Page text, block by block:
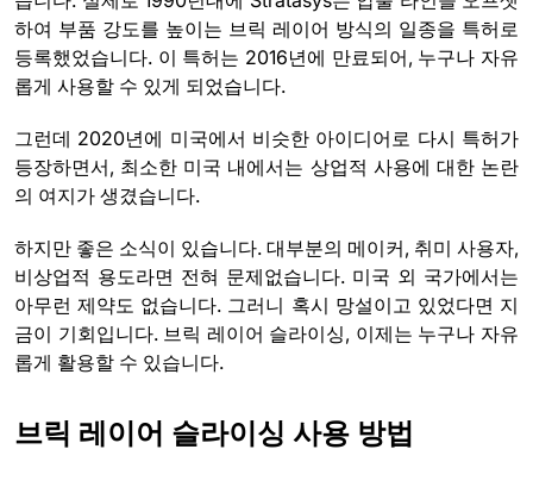
하여 부품 강도를 높이는 브릭 레이어 방식의 일종을 특허로
등록했었습니다. 이 특허는 2016년에 만료되어, 누구나 자유
롭게 사용할 수 있게 되었습니다.
그런데 2020년에 미국에서 비슷한 아이디어로 다시 특허가
등장하면서, 최소한 미국 내에서는 상업적 사용에 대한 논란
의 여지가 생겼습니다.
하지만 좋은 소식이 있습니다. 대부분의 메이커, 취미 사용자,
비상업적 용도라면 전혀 문제없습니다. 미국 외 국가에서는
아무런 제약도 없습니다. 그러니 혹시 망설이고 있었다면 지
금이 기회입니다. 브릭 레이어 슬라이싱, 이제는 누구나 자유
롭게 활용할 수 있습니다.
브릭 레이어 슬라이싱 사용 방법